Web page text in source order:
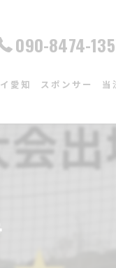
090-8474-
愛知
ール
スポンサー 当